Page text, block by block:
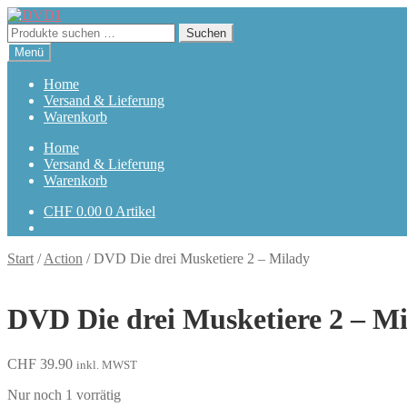
Zur
Navigation
springen
Zum
Inhalt
springen
Suchen
nach:
Suchen
Menü
Home
Versand & Lieferung
Warenkorb
Home
Versand & Lieferung
Warenkorb
CHF 0.00 0 Artikel
Start /Action /DVD Die drei Musketiere 2 – Milady
DVD Die drei Musketiere 2 –
CHF 39.90 inkl. MWST
Nur noch 1 vorrätig